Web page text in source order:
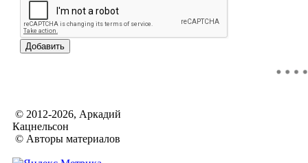
© 2012-2026, Аркадий
Кацнельсон
© Авторы материалов